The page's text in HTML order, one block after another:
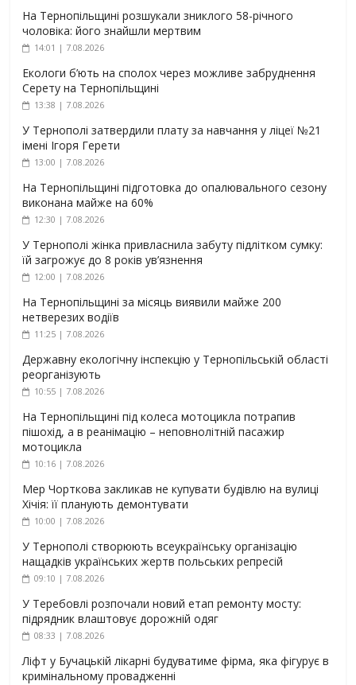
На Тернопільщині розшукали зниклого 58-річного
чоловіка: його знайшли мертвим
14:01 | 7.08.2026
Екологи б’ють на сполох через можливе забруднення
Серету на Тернопільщині
13:38 | 7.08.2026
У Тернополі затвердили плату за навчання у ліцеї №21
імені Ігоря Герети
13:00 | 7.08.2026
На Тернопільщині підготовка до опалювального сезону
виконана майже на 60%
12:30 | 7.08.2026
У Тернополі жінка привласнила забуту підлітком сумку:
їй загрожує до 8 років ув’язнення
12:00 | 7.08.2026
На Тернопільщині за місяць виявили майже 200
нетверезих водіїв
11:25 | 7.08.2026
Державну екологічну інспекцію у Тернопільській області
реорганізують
10:55 | 7.08.2026
На Тернопільщині під колеса мотоцикла потрапив
пішохід, а в реанімацію – неповнолітній пасажир
мотоцикла
10:16 | 7.08.2026
Мер Чорткова закликав не купувати будівлю на вулиці
Хічія: її планують демонтувати
10:00 | 7.08.2026
У Тернополі створюють всеукраїнську організацію
нащадків українських жертв польських репресій
09:10 | 7.08.2026
У Теребовлі розпочали новий етап ремонту мосту:
підрядник влаштовує дорожній одяг
08:33 | 7.08.2026
Ліфт у Бучацькій лікарні будуватиме фірма, яка фігурує в
кримінальному провадженні